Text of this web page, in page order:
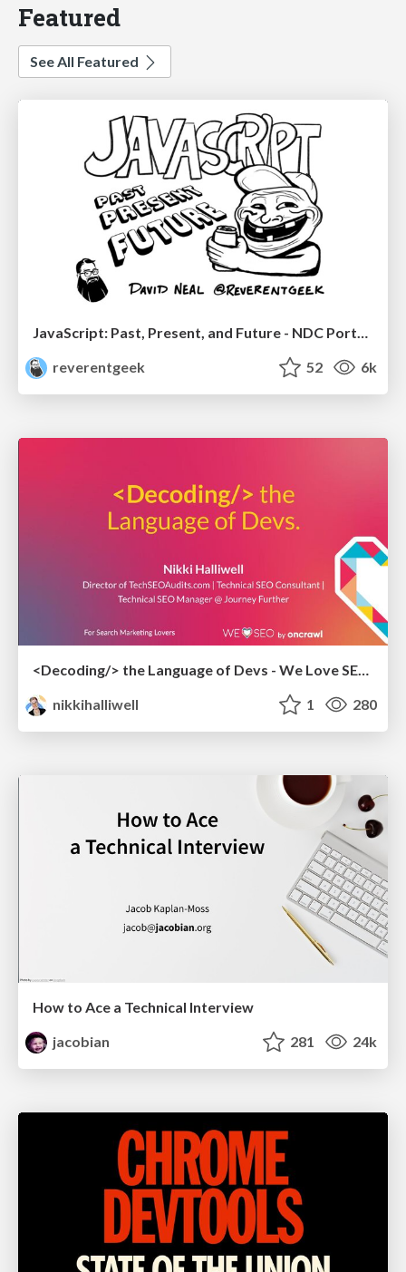
Featured
See All Featured
reverentgeek
52 6k
<Decoding/> the Language of Devs - We Love SEO 2024
nikkihalliwell
1 280
How to Ace a Technical Interview
jacobian
281 24k